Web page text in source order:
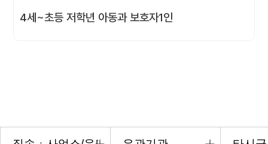
4세~초등 저학년 아동과 보호자1인